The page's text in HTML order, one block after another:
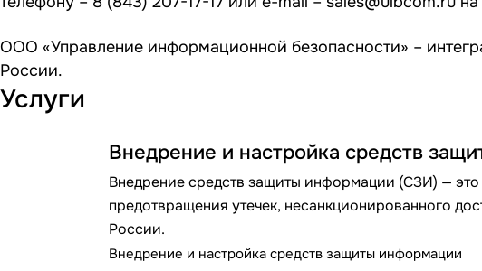
ООО «Управление информационной безопасности» –
России.
Услуги
Внедрение и настройка средств
Внедрение средств защиты информации (СЗИ) —
предотвращения утечек, несанкционированного
России.
Внедрение и настройка средств защиты информации